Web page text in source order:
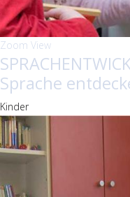
Zoom View
Sprache
Kinder